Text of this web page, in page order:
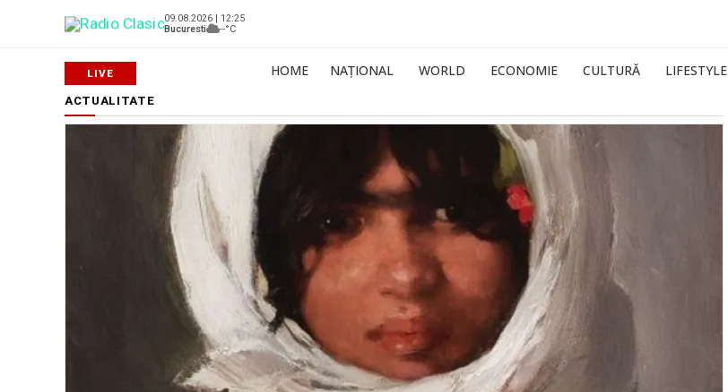
09.08.2026 | 12:25
Bucuresti
--°C
HOME NAȚIONAL WORLD ECONOMIE CULTURĂ LIFESTYLE
ACTUALITATE